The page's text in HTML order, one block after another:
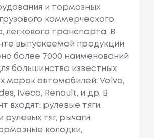
и тормозных
коммерческого
легкового транспорта. В
выпускаемой продукции
более 7000 наименований
большинства известных
марок автомобилей: Volvo,
Iveco, Renault, и др. В
входят: рулевые тяги,
рулевых тяг, рычаги
колодки,